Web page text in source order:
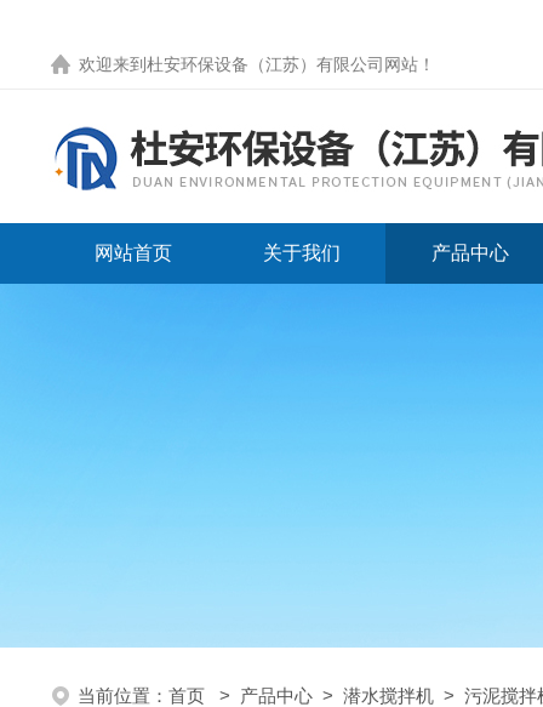
欢迎来到 杜安环保设备（江苏）有限公司网站 ！
网站首页 关于我们 产品中心
当前位置： 首页 > 产品中心 > 潜水搅拌机 > 污泥搅拌